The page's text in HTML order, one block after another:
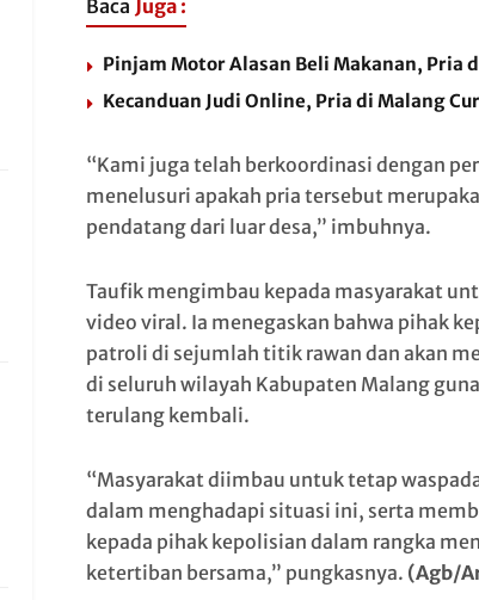
Baca Juga :
Pinjam Motor Alasan Beli Makanan, Pria
Kecanduan Judi Online, Pria di Malang
“Kami juga telah berkoordinasi dengan
menelusuri apakah pria tersebut
pendatang dari luar desa,” imbuhnya.
Taufik mengimbau kepada masyarakat
video viral. Ia menegaskan bahwa pihak
patroli di sejumlah titik rawan dan akan
di seluruh wilayah Kabupaten Malang
terulang kembali.
“Masyarakat diimbau untuk tetap
dalam menghadapi situasi ini, serta
kepada pihak kepolisian dalam rangka
ketertiban bersama,” pungkasnya. (Agb/